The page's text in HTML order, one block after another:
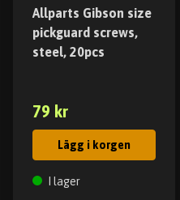
Allparts Gibson size
pickguard screws,
steel, 20pcs
79 kr
Lägg i korgen
I lager